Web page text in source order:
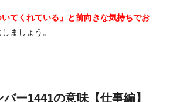
いてくれている」と前向きな気持ちでお
ましょう。
ー1441の意味【仕事編】